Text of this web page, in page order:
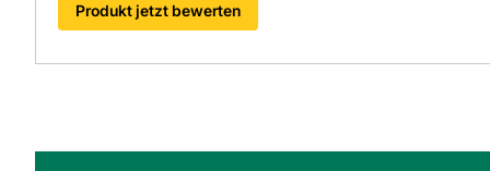
Produkt jetzt bewerten